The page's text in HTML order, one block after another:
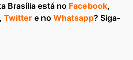
Brasília está no Facebook,
, Twitter e no Whatsapp? Siga-